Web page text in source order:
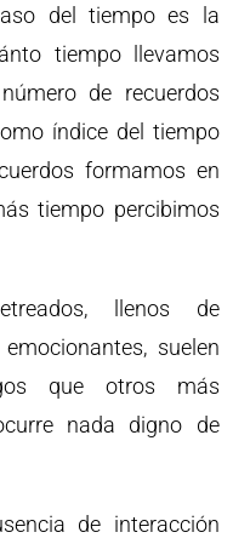
del tiempo es la
tiempo llevamos
de recuerdos
índice del tiempo
formamos en
tiempo percibimos
llenos de
suelen
que otros más
nada digno de
de interacción